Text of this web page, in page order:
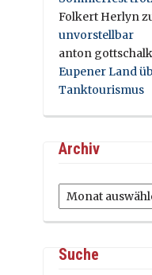
Folkert Herlyn
unvorstellbar
anton gottschalk
Eupener Land
Tanktourismus
Archiv
Archiv
Suche